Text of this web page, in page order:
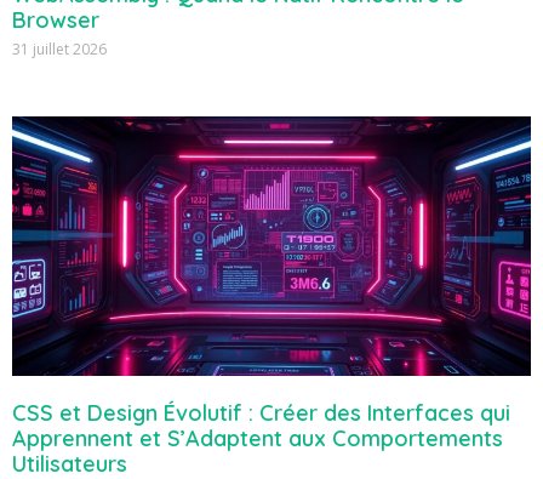
Browser
31 juillet 2026
CSS et Design Évolutif : Créer des Interfaces qui
Apprennent et S’Adaptent aux Comportements
Utilisateurs